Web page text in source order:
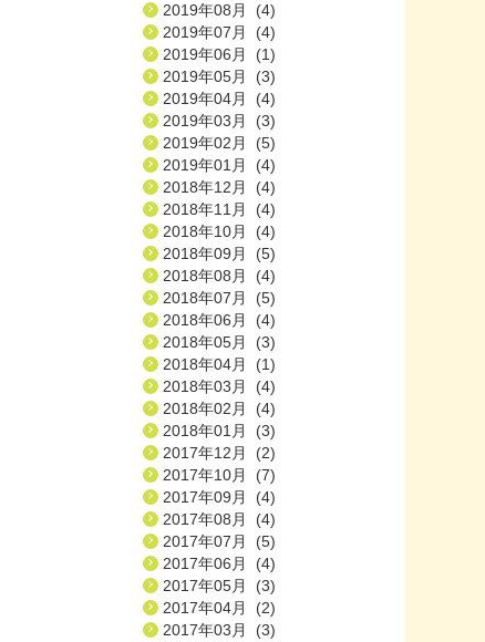
2019年08月 (4)
2019年07月 (4)
2019年06月 (1)
2019年05月 (3)
2019年04月 (4)
2019年03月 (3)
2019年02月 (5)
2019年01月 (4)
2018年12月 (4)
2018年11月 (4)
2018年10月 (4)
2018年09月 (5)
2018年08月 (4)
2018年07月 (5)
2018年06月 (4)
2018年05月 (3)
2018年04月 (1)
2018年03月 (4)
2018年02月 (4)
2018年01月 (3)
2017年12月 (2)
2017年10月 (7)
2017年09月 (4)
2017年08月 (4)
2017年07月 (5)
2017年06月 (4)
2017年05月 (3)
2017年04月 (2)
2017年03月 (3)